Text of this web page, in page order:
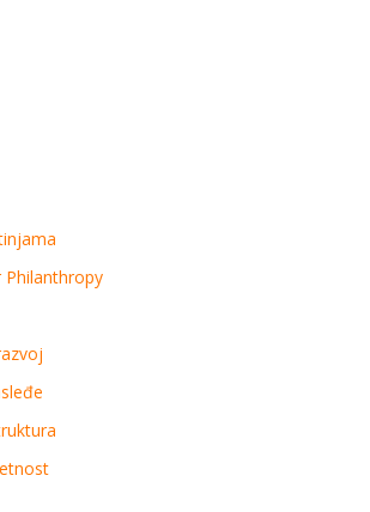
Philanthropy